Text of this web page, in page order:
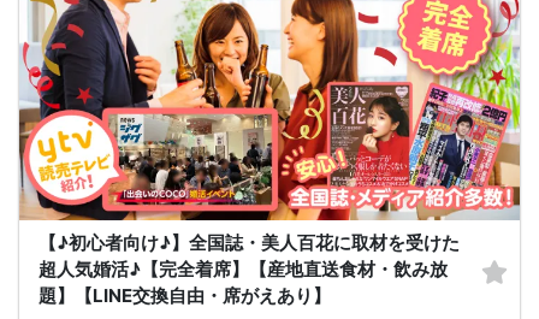
《一人参加、初参加大歓迎》
完全着席スタイルですのでひとりぼっちになることはありません！お一人様参加
者様同士の席の配置。
スタッフのフォローが人気の理由です。
《恋人、友人、人脈、必ず出会える！大阪で超人気の飲み会！》
□結婚がしたい
□恋人が欲しい
□友人を増やしたい
□人脈を広げたい
□日常に刺激が欲しい
□お酒が大好き
□楽しいことが大好き
□飲み会が大好き
□確実に出会える街コンに参加したい人
□一緒に合コン・コンパに行ける飲み友が欲しい人
□家と職場の往復の毎日を変えたい人
《フード》
【♪初心者向け♪】全国誌・美人百花に取材を受けた
超人気婚活♪【完全着席】【産地直送食材・飲み放
題】【LINE交換自由・席がえあり】